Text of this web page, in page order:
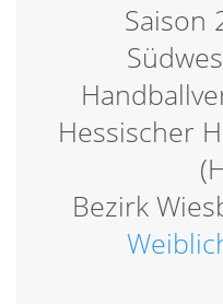
Saison
Hessischer
Bezirk